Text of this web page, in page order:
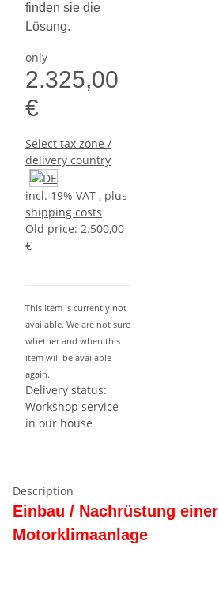
finden sie die
Lösung.
only
2.325,00
€
Select tax zone /
delivery country
incl. 19% VAT , plus
shipping costs
Old price: 2.500,00
€
This item is currently not
available. We are not sure
whether and when this
item will be available
again.
Delivery status:
Workshop service
in our house
Description
Einbau / Nachrüstung einer
Motorklimaanlage